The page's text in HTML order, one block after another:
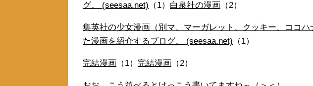
グ。 (seesaa.net) （1） 白泉社の漫画 （2）
集英社の少女漫画（別マ、マーガレット、クッキー、ココ
た漫画を紹介するブログ。 (seesaa.net) （1）
完結漫画 （1） 完結漫画 （2）